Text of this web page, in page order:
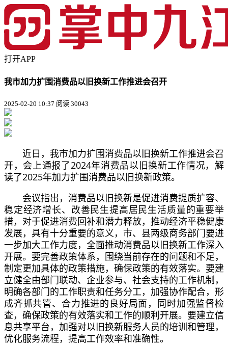
打开APP
我市加力扩围消费品以旧换新工作推进会召开
2025-02-20 10:37 阅读 30043
近日，我市加力扩围消费品以旧换新工作推进会召
开，会上通报了2024年消费品以旧换新工作情况，解
读了2025年加力扩围消费品以旧换新政策。
会议指出，消费品以旧换新是促进消费提质扩容、
稳定经济增长、改善民生提高居民生活质量的重要举
措，对于促进消费回补和潜力释放，推动经济平稳健康
发展，具有十分重要的意义，市、县两级商务部门要进
一步加大工作力度，全面推动消费品以旧换新工作深入
开展。要完善政策体系，围绕当前存在的问题和不足，
制定更加具体的政策措施，确保政策的有效落实。要建
立健全由部门联动、企业参与、社会支持的工作机制，
明确各部门的工作职责和任务分工，加强协作配合，形
成齐抓共管、合力推进的良好局面，同时加强监督检
查，确保政策的有效落实和工作的顺利开展。要建立信
息共享平台，加强对以旧换新服务人员的培训和管理，
优化服务流程，提高工作效率和准确性。